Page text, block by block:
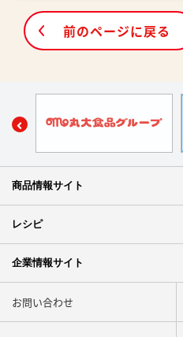
前のページに戻る
商品情報サイト
レシピ
企業情報サイト
お問い合わせ